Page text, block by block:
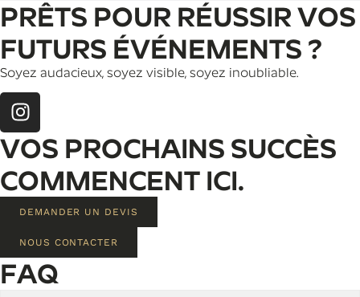
PRÊTS POUR RÉUSSIR VOS
FUTURS ÉVÉNEMENTS ?
Soyez audacieux, soyez visible, soyez inoubliable.
VOS PROCHAINS SUCCÈS
COMMENCENT ICI.
DEMANDER UN DEVIS
NOUS CONTACTER
FAQ